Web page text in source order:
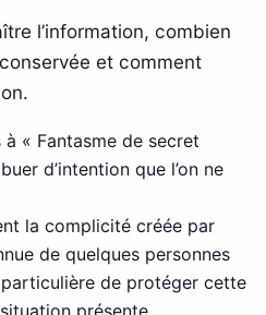
l’information, combien
et comment
« Fantasme de secret
d’intention que l’on ne
la complicité créée par
de quelques personnes
de protéger cette